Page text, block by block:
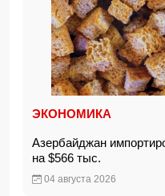
ЭКОНОМИКА
Азербайджан
на $566 тыс.
04 августа 2026